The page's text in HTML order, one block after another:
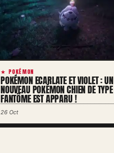
★ POKÉMON
POKÉMON ECARLATE ET VIOLET : UN
NOUVEAU POKÉMON CHIEN DE TYPE
FANTÔME EST APPARU !
26 Oct